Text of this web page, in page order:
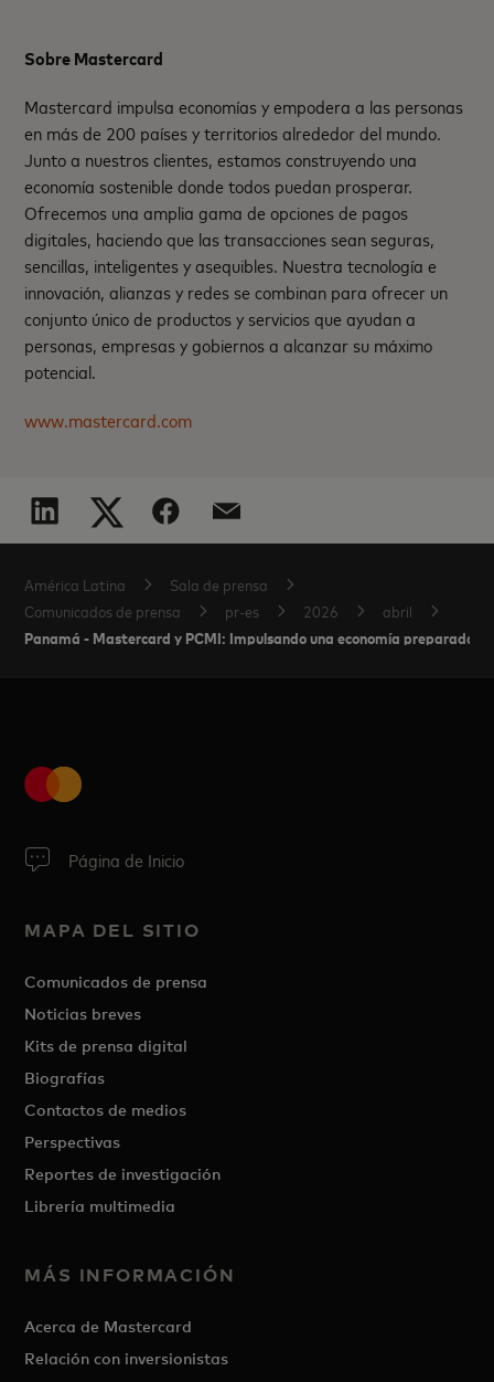
Sobre Mastercard
Mastercard impulsa economías y empodera a las personas
en más de 200 países y territorios alrededor del mundo.
Junto a nuestros clientes, estamos construyendo una
economía sostenible donde todos puedan prosperar.
Ofrecemos una amplia gama de opciones de pagos
digitales, haciendo que las transacciones sean seguras,
sencillas, inteligentes y asequibles. Nuestra tecnología e
innovación, alianzas y redes se combinan para ofrecer un
conjunto único de productos y servicios que ayudan a
personas, empresas y gobiernos a alcanzar su máximo
potencial.
www.mastercard.com
América Latina
Sala de prensa
Comunicados de prensa
pr-es 2026 abril
Panamá - Mastercard y PCMI: Impulsando una economía preparada
Página de Inicio
MAPA DEL SITIO
Comunicados de prensa
Noticias breves
Kits de prensa digital
Biografías
Contactos de medios
Perspectivas
Reportes de investigación
Librería multimedia
MÁS INFORMACIÓN
Acerca de Mastercard
Relación con inversionistas